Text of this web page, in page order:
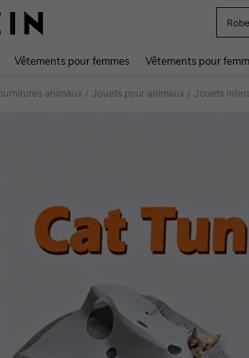
Robe
Vêtements pour femmes Vêtements pour
animaux / Jouets pour animaux / Jouets